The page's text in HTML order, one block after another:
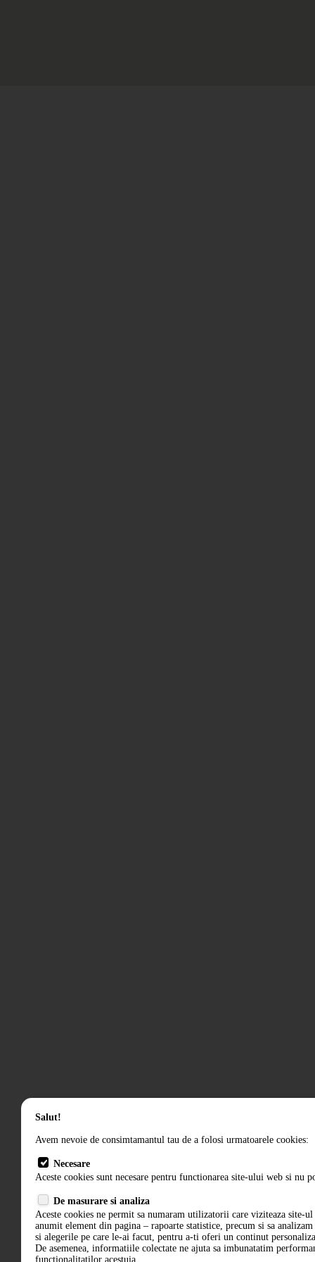
Salut!
Avem nevoie de consimtamantul tau de a folosi urmatoarele cookies:
Necesare
Aceste cookies sunt necesare pentru functionarea site-ului web si nu
De masurare si analiza
Aceste cookies ne permit sa numaram utilizatorii care viziteaza site-ul
anumit element din pagina – rapoarte statistice, precum si sa
si alegerile pe care le-ai facut, pentru a-ti oferi un continut
De asemenea, informatiile colectate ne ajuta sa imbunatatim
functionalitatilor acestuia.